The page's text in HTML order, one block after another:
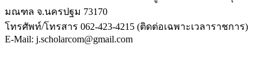
มณฑล จ.นครปฐม 73170
โทรศัพท์/โทรสาร 062-423-4215 (ติดต่อเฉพาะเวลาราชการ)
E-Mail: j.scholarcom@gmail.com